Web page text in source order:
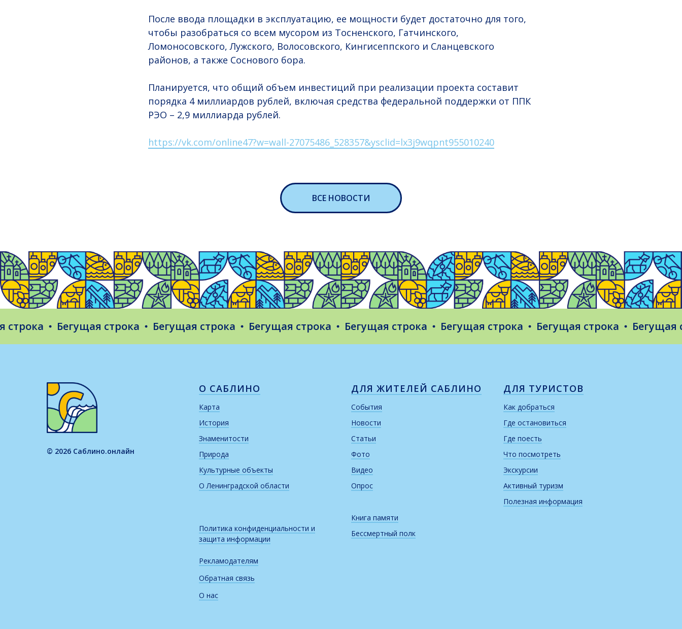
После ввода площадки в эксплуатацию, ее мощности будет достаточно для того,
чтобы разобраться со всем мусором из Тосненского, Гатчинского,
Ломоносовского, Лужского, Волосовского, Кингисеппского и Сланцевского
районов, а также Соснового бора.
Планируется, что общий объем инвестиций при реализации проекта составит
порядка 4 миллиардов рублей, включая средства федеральной поддержки от ППК
РЭО – 2,9 миллиарда рублей.
https://vk.com/online47?w=wall-27075486_528357&ysclid=lx3j9wqpnt955010240
ВСЕ НОВОСТИ
Бегущая строка Бегущая строка Бегущая строка Бегущая строка Бегущая строка Бегущая строка Бегущая
© 2026 Саблино.онлайн
О САБЛИНО
Карта
История
Знаменитости
Природа
Культурные объекты
О Ленинградской области
Политика конфиденциальности и
защита информации
Рекламодателям
Обратная связь
О нас
ДЛЯ ЖИТЕЛЕЙ САБЛИНО
События
Новости
Статьи
Фото
Видео
Опрос
Книга памяти
Бессмертный полк
ДЛЯ ТУРИСТОВ
Как добраться
Где остановиться
Где поесть
Что посмотреть
Экскурсии
Активный туризм
Полезная информация